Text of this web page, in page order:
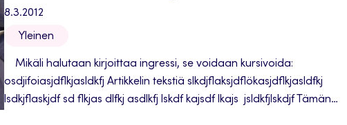
8.3.2012
Yleinen
Mikäli halutaan kirjoittaa ingressi, se voidaan kursivoida:
osdjifoiasjdflkjasldkfj Artikkelin tekstiä slkdjflaksjdflökasjdflkjasldfkj
lsdkjflaskjdf sd flkjas dlfkj asdlkfj lskdf kajsdf lkajs jsldkfjlskdjf Tämän